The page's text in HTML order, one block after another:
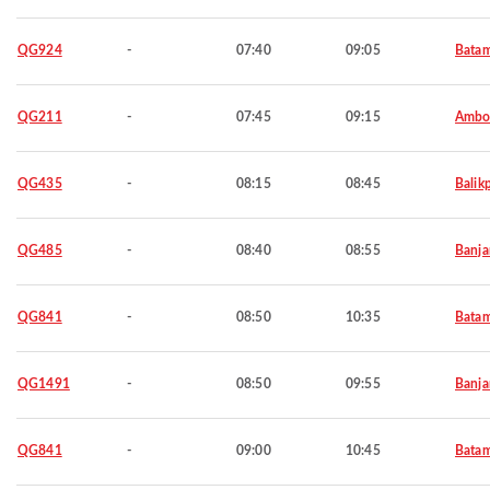
QG924 - 07:40 09:05
QG211 - 07:45 09:15
QG435 - 08:15 08:45
QG485 - 08:40 08:55
QG841 - 08:50 10:35
QG1491 - 08:50 09:55
QG841 - 09:00 10:45